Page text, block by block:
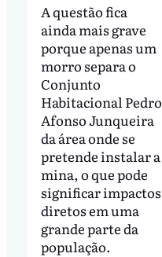
A questão fica
ainda mais grave
porque apenas um
morro separa o
Conjunto
Habitacional Pedro
Afonso Junqueira
da área onde se
pretende instalar a
mina, o que pode
significar impactos
diretos em uma
grande parte da
população.